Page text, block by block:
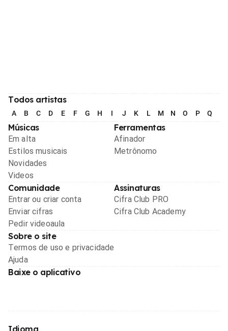
Todos artistas
A B C D E F G H I J K L M N O P Q
Músicas
Em alta
Estilos musicais
Novidades
Videos
Ferramentas
Afinador
Metrônomo
Comunidade
Entrar ou criar conta
Enviar cifras
Pedir videoaula
Assinaturas
Cifra Club PRO
Cifra Club Academy
Sobre o site
Termos de uso e privacidade
Ajuda
Baixe o aplicativo
Idioma